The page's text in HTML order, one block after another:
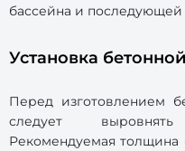
бассейна и
Установка
Перед изготовлением
следует
Рекомендуемая